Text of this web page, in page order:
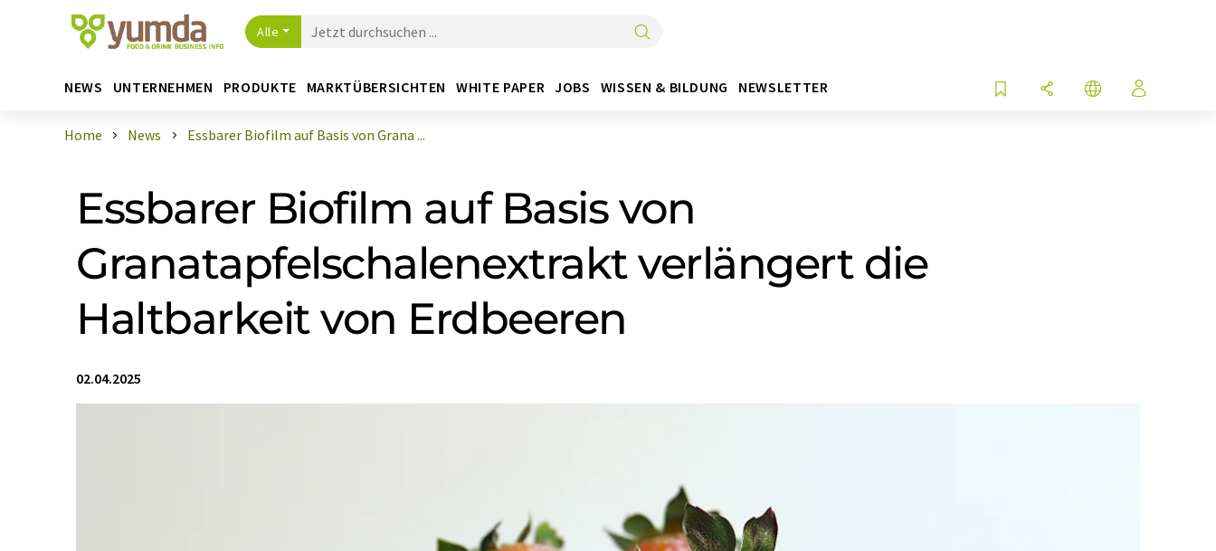
Alle
NEWS UNTERNEHMEN PRODUKTE MARKTÜBERSICHTEN WHITE PAPER JOBS WISSEN & BILDUNG NEWSLETTER
Home News Essbarer Biofilm auf Basis von Grana ...
Essbarer Biofilm auf Basis von
Granatapfelschalenextrakt verlängert die
Haltbarkeit von Erdbeeren
02.04.2025